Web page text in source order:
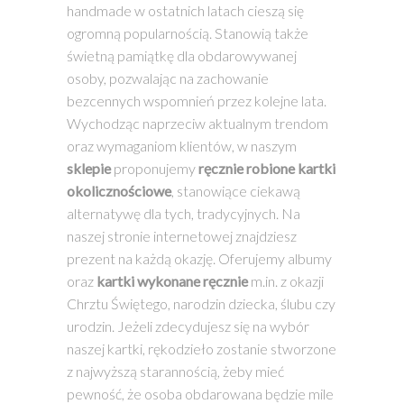
handmade w ostatnich latach cieszą się
ogromną popularnością. Stanowią także
świetną pamiątkę dla obdarowywanej
osoby, pozwalając na zachowanie
bezcennych wspomnień przez kolejne lata.
Wychodząc naprzeciw aktualnym trendom
oraz wymaganiom klientów, w naszym
sklepieproponujemyręcznie robione kartki
okolicznościowe, stanowiące ciekawą
alternatywę dla tych, tradycyjnych. Na
naszej stronie internetowej znajdziesz
prezent na każdą okazję. Oferujemy albumy
oraz kartki wykonane ręczniem.in. z okazji
Chrztu Świętego, narodzin dziecka, ślubu czy
urodzin. Jeżeli zdecydujesz się na wybór
naszej kartki, rękodzieło zostanie stworzone
z najwyższą starannością, żeby mieć
pewność, że osoba obdarowana będzie mile